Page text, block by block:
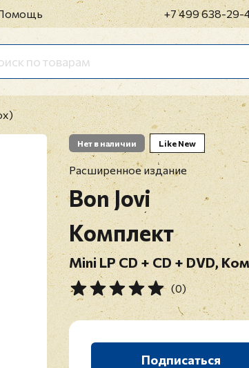
+7 499 638-29-
Нет в наличии Like New
Расширенное издание
Bon Jovi
Комплект
Mini LP CD + CD + DVD,
(0)
Подписаться